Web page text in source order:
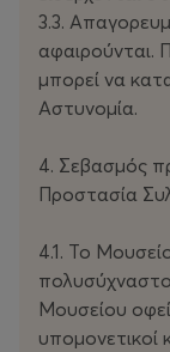
3.3.
αφαιρούνται.
μπορεί να
Αστυνομία.
4. Σεβασμός
Προστασία
4.1. Το
Μουσείου
υπομονετικοί